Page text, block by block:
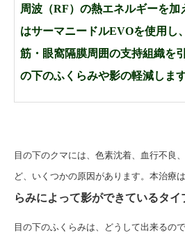
周波（RF）の熱エネルギーを加
はサーマニードルEVOを使用し
筋・眼窩隔膜周囲の支持組織を
の下のふくらみや影の軽減します
目の下のクマには、色素沈着、血行不良
ど、いくつかの原因があります。本治療
らみによって影ができているタイ
目の下のふくらみは、どうして出来るの
ブログ一覧ページ
料金一覧 new